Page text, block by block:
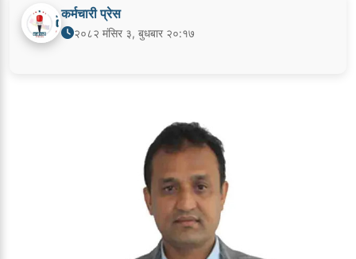
कर्मचारी प्रेस
२०८२ मंसिर ३, बुधबार २०:१७